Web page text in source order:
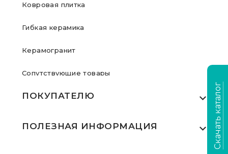
Ковровая плитка
Гибкая керамика
Керамогранит
Сопутствующие товары
ПОКУПАТЕЛЮ
Где купить
ПОЛЕЗНАЯ ИНФОРМАЦИЯ Скачать каталог